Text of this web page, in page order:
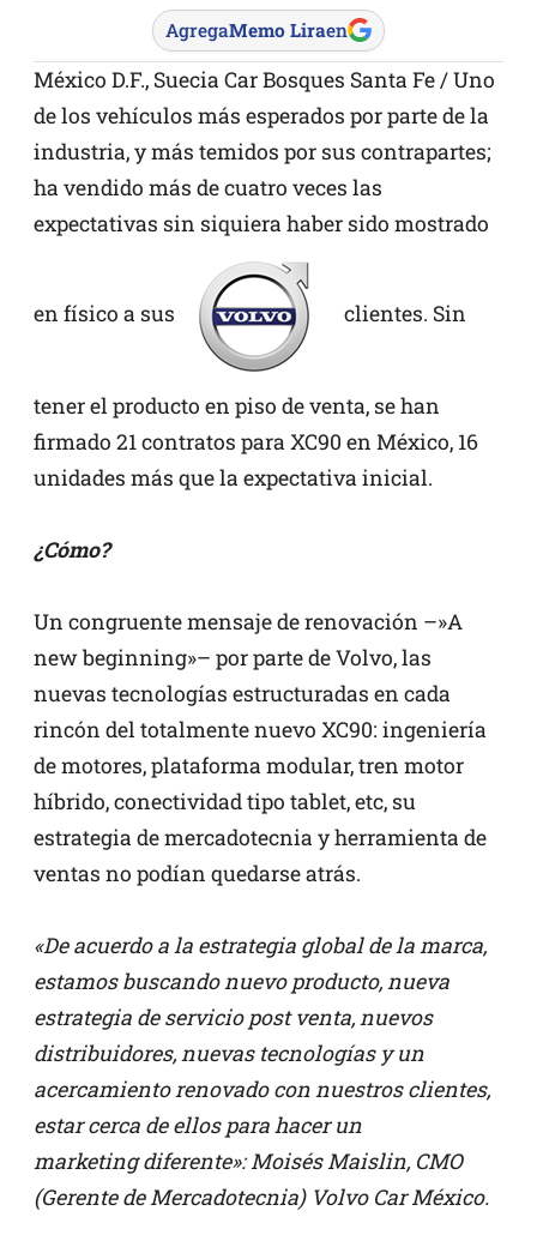
AgregaMemo Liraen
México D.F., Suecia Car Bosques Santa Fe / Uno
de los vehículos más esperados por parte de la
industria, y más temidos por sus contrapartes;
ha vendido más de cuatro veces las
expectativas sin siquiera haber sido mostrado
en físico a sus clientes. Sin
tener el producto en piso de venta, se han
firmado 21 contratos para XC90 en México, 16
unidades más que la expectativa inicial.
¿Cómo?
Un congruente mensaje de renovación –»A
new beginning»– por parte de Volvo, las
nuevas tecnologías estructuradas en cada
rincón del totalmente nuevo XC90: ingeniería
de motores, plataforma modular, tren motor
híbrido, conectividad tipo tablet, etc, su
estrategia de mercadotecnia y herramienta de
ventas no podían quedarse atrás.
«De acuerdo a la estrategia global de la marca,
estamos buscando nuevo producto, nueva
estrategia de servicio post venta, nuevos
distribuidores, nuevas tecnologías y un
acercamiento renovado con nuestros clientes,
estar cerca de ellos para hacer un
marketing diferente»: Moisés Maislin, CMO
(Gerente de Mercadotecnia) Volvo Car México.